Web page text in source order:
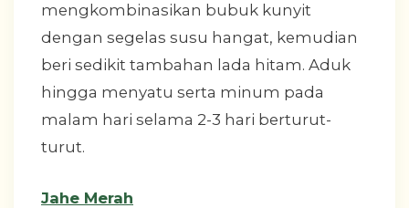
mengkombinasikan bubuk kunyit
dengan segelas susu hangat, kemudian
beri sedikit tambahan lada hitam. Aduk
hingga menyatu serta minum pada
malam hari selama 2-3 hari berturut-
turut.
Jahe Merah